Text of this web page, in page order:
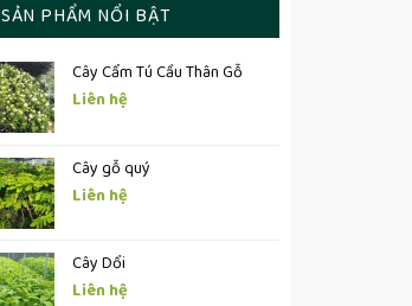
SẢN PHẨM NỔI BẬT
Cây Cẩm Tú Cầu Thân Gỗ
Liên hệ
Cây gỗ quý
Liên hệ
Cây Dổi
Liên hệ